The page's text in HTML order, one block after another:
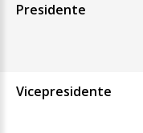
Presidente
Vicepresidente